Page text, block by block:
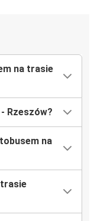
na trasie
Rzeszów?
na